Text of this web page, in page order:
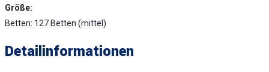
Größe:
Betten: 127 Betten (mittel)
Detailinformationen